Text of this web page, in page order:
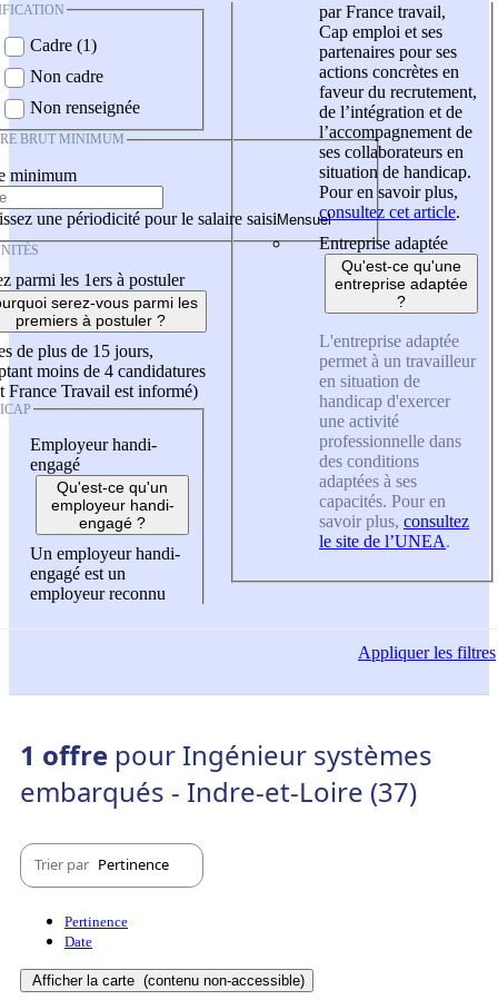
Cadre (1)
Non cadre
Non renseignée
BRUT MINIMUM
minimum
une périodicité pour le salaire saisi
parmi les 1ers à postuler
serez-vous parmi les
premiers à postuler ?
de plus de 15 jours,
moins de 4 candidatures
France Travail est informé)
Employeur handi-
engagé
Qu'est-ce qu'un
employeur handi-
engagé ?
Un employeur handi-
engagé est un
employeur reconnu
par France travail,
Cap emploi et ses
partenaires pour ses
actions concrètes en
faveur du recrutement,
de l’intégration et de
l’accompagnement de
ses collaborateurs en
situation de handicap.
Pour en savoir plus,
consultez cet article.
Entreprise adaptée
Qu'est-ce qu'une
entreprise adaptée
?
L'entreprise adaptée
permet à un travailleur
en situation de
handicap d'exercer
une activité
professionnelle dans
des conditions
adaptées à ses
capacités. Pour en
savoir plus, consultez
le site de l’UNEA.
Appliquerles filtres
1 offre pour Ingénieur systèmes
embarqués - Indre-et-Loire (37)
Trier par Pertinence
Pertinence
Date
Afficher la carte (contenu non-accessible)